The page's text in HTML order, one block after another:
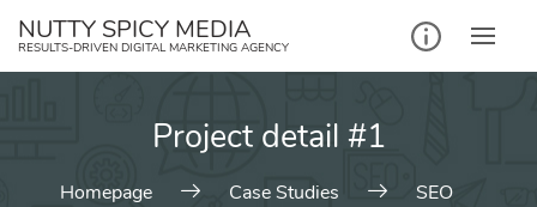
NUTTY SPICY MEDIA
RESULTS-DRIVEN DIGITAL MARKETING AGENCY
Project detail #1
Homepage Case Studies
SEO